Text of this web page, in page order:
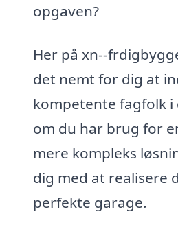
opgaven?
Her på xn--
det nemt for dig at
kompetente fagfolk
om du har brug for
mere kompleks
dig med at realisere
perfekte garage.